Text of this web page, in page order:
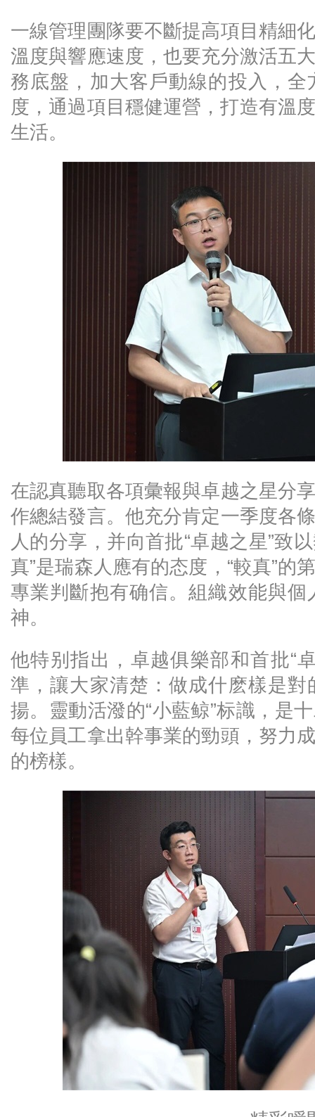
一線管理團隊要不斷提高項目精細
溫度與響應速度，也要充分激活五
務底盤，加大客戶動線的投入，
度，通過項目穩健運營，打造‌有溫
生活。
在認真聽取各項彙報與卓越之星分
作總結發言。他充分肯定一季度各
人的分享，并向首批“卓越之星”致
真”是瑞森人應有的态度，“較真”
專業判斷抱有确信。組織效能與
神。
他特别指出，卓越俱樂部和首批“
準，讓大家清楚：做成什麽樣是
揚。靈動活潑的“小藍鲸”标識，是
每位員工拿出幹事業的勁頭，努力
的榜樣。